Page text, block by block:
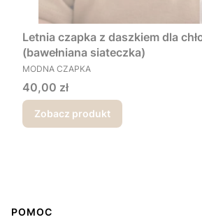
Letnia czapka z daszkiem dla
(bawełniana siateczka)
PRODUCENT
MODNA CZAPKA
Cena
40,00 zł
Zobacz produkt
Linki w stopce
POMOC